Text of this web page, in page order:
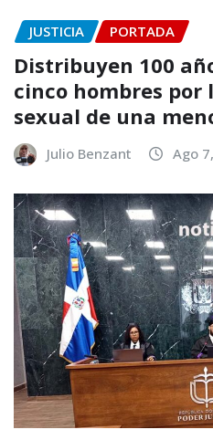
JUSTICIA PORTADA
Distribuyen 100
cinco hombres por
sexual de una
Julio Benzant Ago